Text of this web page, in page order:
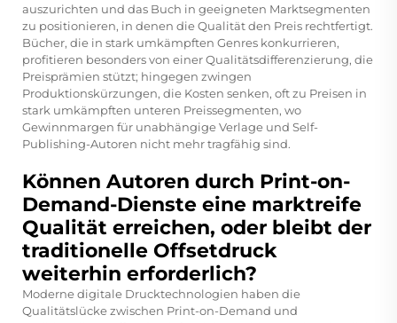
auszurichten und das Buch in geeigneten Marktsegmenten
zu positionieren, in denen die Qualität den Preis rechtfertigt.
Bücher, die in stark umkämpften Genres konkurrieren,
profitieren besonders von einer Qualitätsdifferenzierung, die
Preisprämien stützt; hingegen zwingen
Produktionskürzungen, die Kosten senken, oft zu Preisen in
stark umkämpften unteren Preissegmenten, wo
Gewinnmargen für unabhängige Verlage und Self-
Publishing-Autoren nicht mehr tragfähig sind.
Können Autoren durch Print-on-
Demand-Dienste eine marktreife
Qualität erreichen, oder bleibt der
traditionelle Offsetdruck
weiterhin erforderlich?
Moderne digitale Drucktechnologien haben die
Qualitätslücke zwischen Print-on-Demand und